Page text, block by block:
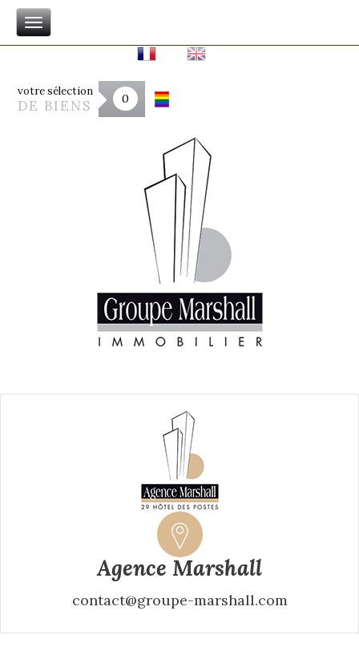
votre sélection
DE BIENS 0
Agence Marshall
contact@groupe-marshall.com